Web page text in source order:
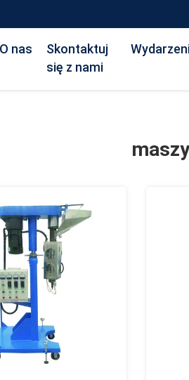
O nas
Skontaktuj
się z nami